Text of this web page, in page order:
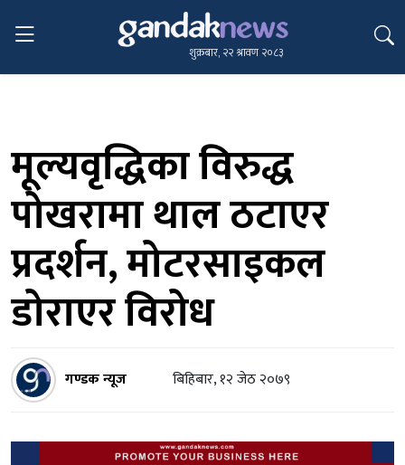
शुक्रबार, २२ श्रावण २०८३
मूल्यवृद्धिका विरुद्ध
पोखरामा थाल ठटाएर
प्रदर्शन, मोटरसाइकल
डोराएर विरोध
गण्डक न्यूज बिहिबार, १२ जेठ २०७९